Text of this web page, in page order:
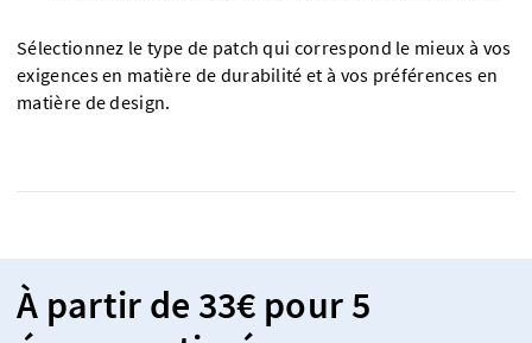
Sélectionnez le type de patch qui correspond le mieux à vos
exigences en matière de durabilité et à vos préférences en
matière de design.
À partir de 33€ pour 5